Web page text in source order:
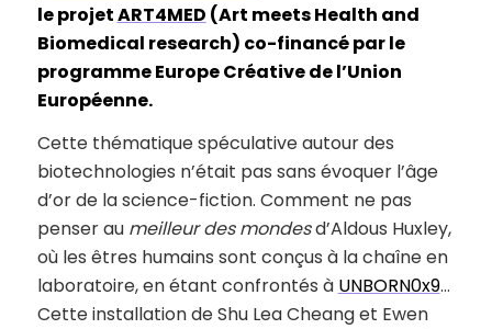
le projetART4MED (Art meets Health and
Biomedical research) co-financé par le
programme Europe Créative de l’Union
Européenne.
Cette thématique spéculative autour des
biotechnologies n’était pas sans évoquer l’âge
d’or de la science-fiction. Comment ne pas
penser au meilleur des mondesd’Aldous Huxley,
où les êtres humains sont conçus à la chaîne en
laboratoire, en étant confrontés à UNBORN0x9…
Cette installation de Shu Lea Cheang et Ewen